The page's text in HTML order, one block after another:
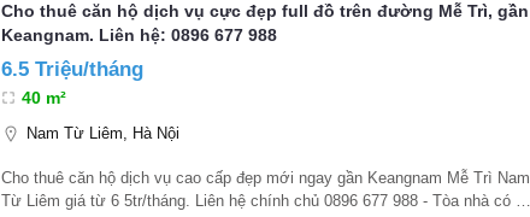
Cho thuê căn hộ dịch vụ cực đẹp full đồ trên đường Mễ Trì, gần
Keangnam. Liên hệ: 0896 677 988
6.5 Triệu/tháng
40 m²
Nam Từ Liêm, Hà Nội
Cho thuê căn hộ dịch vụ cao cấp đẹp mới ngay gần Keangnam Mễ Trì Nam
Từ Liêm giá từ 6 5tr/tháng. Liên hệ chính chủ 0896 677 988 - Tòa nhà có vị